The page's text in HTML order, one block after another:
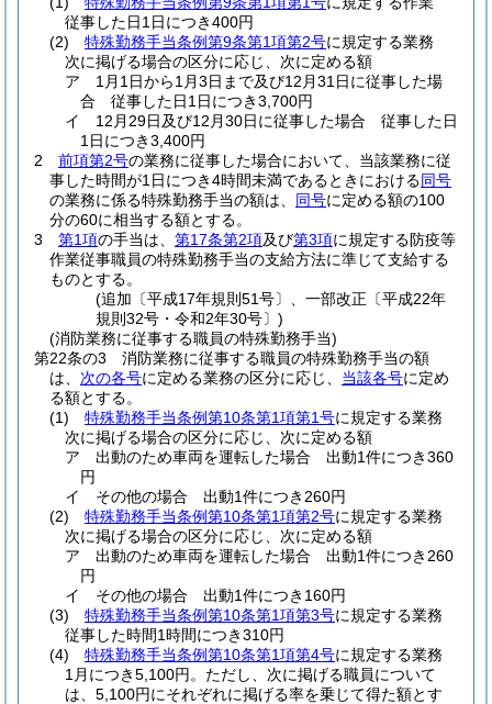
従事した日1日につき400円
(2)
特殊勤務手当条例第9条第1項第2号に規定する業務
次に掲げる場合の区分に応じ、次に定める額
ア
1月1日から1月3日まで及び12月31日に従事した場
合 従事した日1日につき3,700円
イ
12月29日及び12月30日に従事した場合 従事した日
1日につき3,400円
2
前項第2号の業務に従事した場合において、当該業務に従
事した時間が1日につき4時間未満であるときにおける同号
の業務に係る特殊勤務手当の額は、 同号に定める額の100
分の60に相当する額とする。
3
第1項の手当は、 第17条第2項及び第3項に規定する防疫等
作業従事職員の特殊勤務手当の支給方法に準じて支給する
ものとする。
(追加〔平成17年規則51号〕、一部改正〔平成22年
規則32号・令和2年30号〕)
(消防業務に従事する職員の特殊勤務手当)
第22条の3
消防業務に従事する職員の特殊勤務手当の額
は、 次の各号に定める業務の区分に応じ、 当該各号に定め
る額とする。
(1)
特殊勤務手当条例第10条第1項第1号に規定する業務
次に掲げる場合の区分に応じ、次に定める額
ア
出動のため車両を運転した場合 出動1件につき360
円
イ
その他の場合 出動1件につき260円
(2)
特殊勤務手当条例第10条第1項第2号に規定する業務
次に掲げる場合の区分に応じ、次に定める額
ア
出動のため車両を運転した場合 出動1件につき260
円
イ
その他の場合 出動1件につき160円
(3)
特殊勤務手当条例第10条第1項第3号に規定する業務
従事した時間1時間につき310円
(4)
特殊勤務手当条例第10条第1項第4号に規定する業務
1月につき5,100円。 ただし、次に掲げる職員について
は、5,100円にそれぞれに掲げる率を乗じて得た額とす